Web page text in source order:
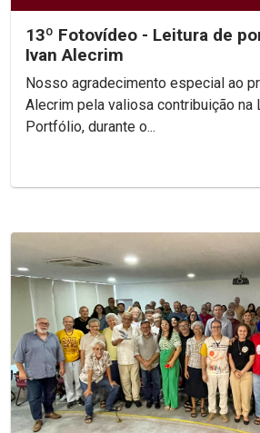
13º Fotovídeo - Leitura de
Ivan Alecrim
Nosso agradecimento especial ao
Alecrim pela valiosa contribuição na
Portfólio, durante o...